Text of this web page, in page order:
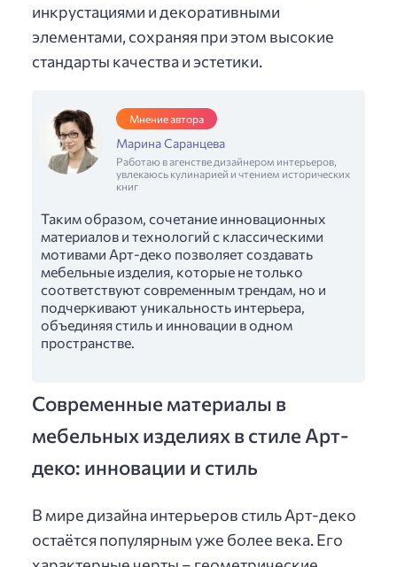
инкрустациями и декоративными
элементами, сохраняя при этом высокие
стандарты качества и эстетики.
Мнение автора
Марина Саранцева
Работаю в агенстве дизайнером интерьеров,
увлекаюсь кулинарией и чтением исторических
книг
Таким образом, сочетание инновационных
материалов и технологий с классическими
мотивами Арт-деко позволяет создавать
мебельные изделия, которые не только
соответствуют современным трендам, но и
подчеркивают уникальность интерьера,
объединяя стиль и инновации в одном
пространстве.
Современные материалы в
мебельных изделиях в стиле Арт-
деко: инновации и стиль
В мире дизайна интерьеров стиль Арт-деко
остаётся популярным уже более века. Его